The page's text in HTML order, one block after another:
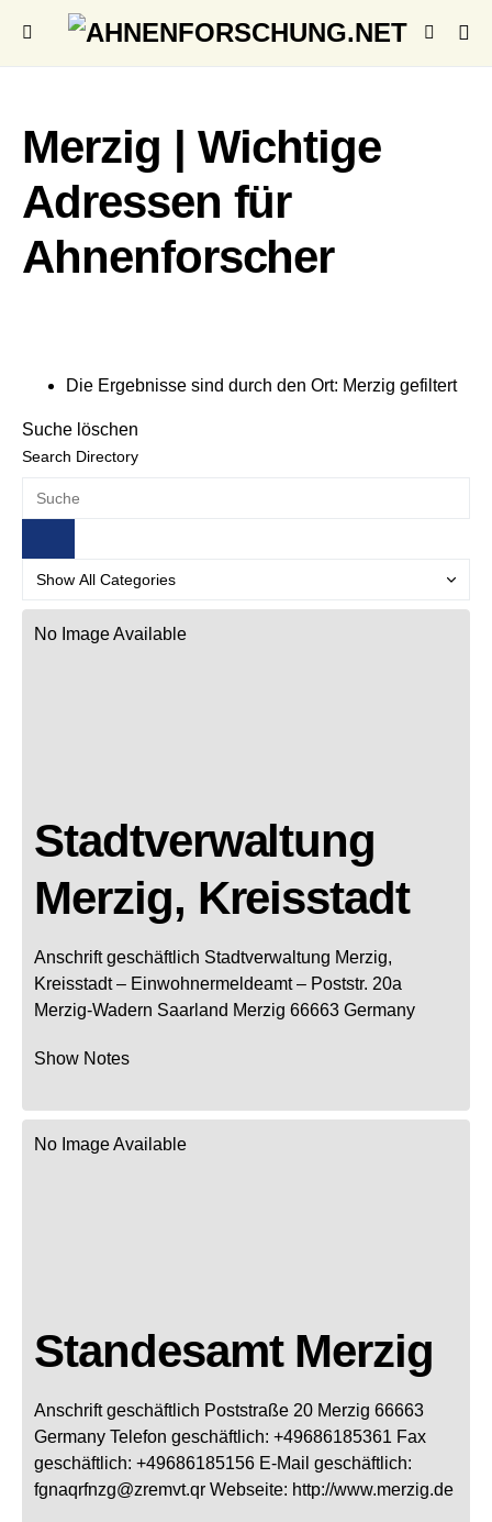
Merzig | Wichtige
Adressen für
Ahnenforscher
Die Ergebnisse sind durch den Ort: Merzig gefiltert
Suche löschen
Search Directory
No Image Available
Stadtverwaltung
Merzig, Kreisstadt
Anschrift geschäftlich Stadtverwaltung Merzig,
Kreisstadt – Einwohnermeldeamt – Poststr. 20a
Merzig-Wadern Saarland Merzig 66663 Germany
Show Notes
No Image Available
Standesamt Merzig
Anschrift geschäftlich Poststraße 20 Merzig 66663
Germany Telefon geschäftlich: +49686185361 Fax
geschäftlich: +49686185156 E-Mail geschäftlich:
fgnaqrfnzg@zremvt.qr Webseite: http://www.merzig.de